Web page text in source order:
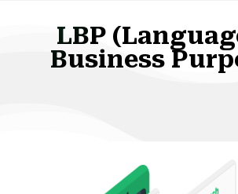
LBP
Business